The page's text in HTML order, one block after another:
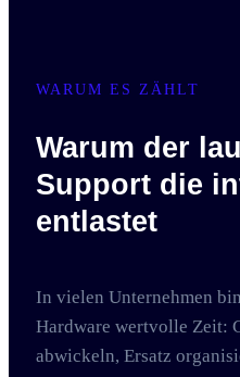
WARUM ES ZÄHLT
Warum der
Support die
entlastet
In vielen Unternehmen
Hardware wertvolle Zeit:
abwickeln, Ersatz